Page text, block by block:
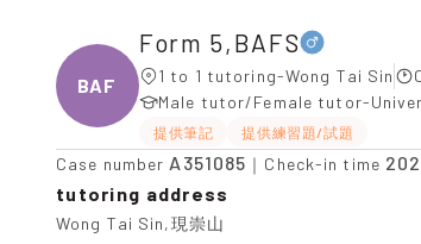
BAFS
Form 5,BAFS
1 to 1 tutoring-Wong Tai Sin
Male tutor/Female tutor-
提供筆記 提供練習題/試題
Case number A351085 ｜Check-in time
tutoring address
Wong Tai Sin,現崇山